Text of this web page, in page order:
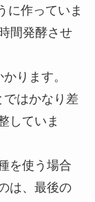
に作っていま
間発酵させ
ります。
はかなり差
していま
を使う場合
は、最後の